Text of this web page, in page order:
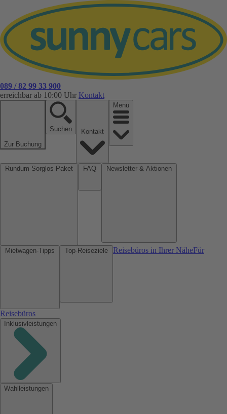
089 / 82 99 33 900
erreichbar ab 10:00 Uhr Kontakt
Zur Buchung
Suchen
Menü
Reisebüros in Ihrer NäheFür
Reisebüros
Inklusivleistungen
Wahlleistungen